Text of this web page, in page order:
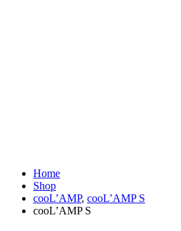
Home
Shop
cooL’AMP, cooL’AMP S
cooL’AMP S